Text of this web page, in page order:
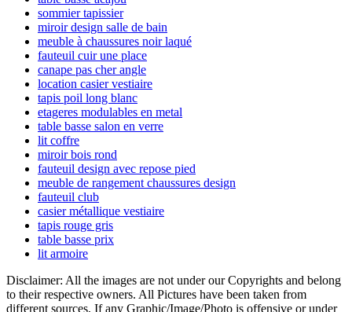
sommier tapissier
miroir design salle de bain
meuble à chaussures noir laqué
fauteuil cuir une place
canape pas cher angle
location casier vestiaire
tapis poil long blanc
etageres modulables en metal
table basse salon en verre
lit coffre
miroir bois rond
fauteuil design avec repose pied
meuble de rangement chaussures design
fauteuil club
casier métallique vestiaire
tapis rouge gris
table basse prix
lit armoire
Disclaimer: All the images are not under our Copyrights and belong
to their respective owners. All Pictures have been taken from
different sources, If any Graphic/Image/Photo is offensive or under